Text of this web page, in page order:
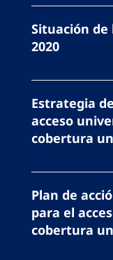
Situación
2020
Estrategia
acceso
cobertura
Plan de
para el
cobertura